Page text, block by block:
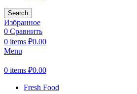
Search
Избранное
0 Сравнить
0 items ₽0.00
Menu
0 items ₽0.00
Fresh Food